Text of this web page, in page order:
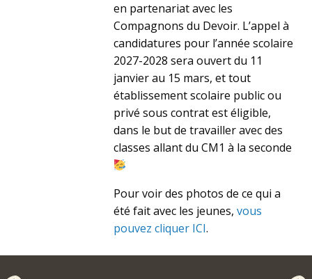
en partenariat avec les
Compagnons du Devoir. L’appel à
candidatures pour l’année scolaire
2027-2028 sera ouvert du 11
janvier au 15 mars, et tout
établissement scolaire public ou
privé sous contrat est éligible,
dans le but de travailler avec des
classes allant du CM1 à la seconde
Pour voir des photos de ce qui a
été fait avec les jeunes, vous
pouvez cliquer ICI.